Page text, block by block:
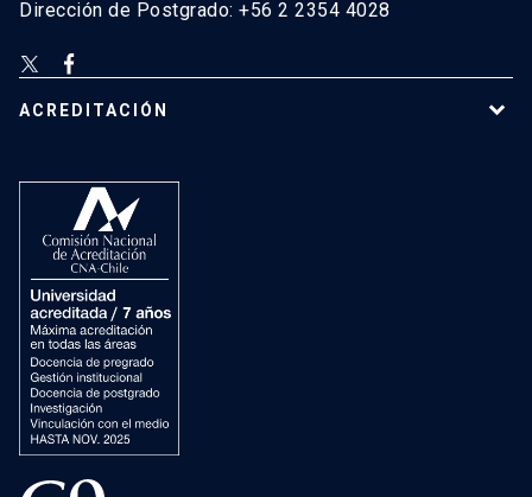
Dirección de Postgrado: +56 2 2354 4028
ACREDITACIÓN